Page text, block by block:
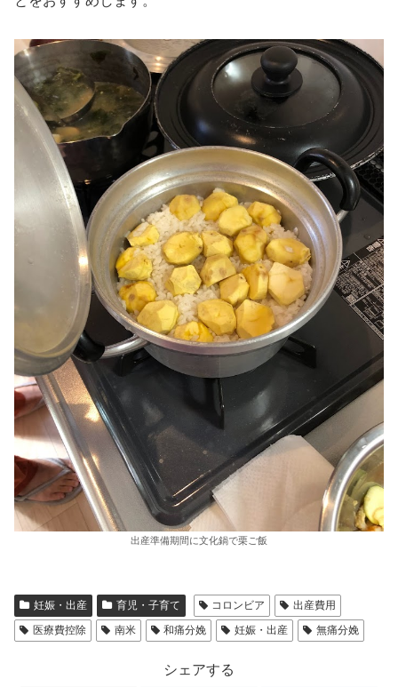
出産準備期間に文化鍋で栗ご飯
妊娠・出産 育児・子育て コロンビア
出産費用
医療費控除
南米 和痛分娩 妊娠・出産 無痛分娩
シェアする